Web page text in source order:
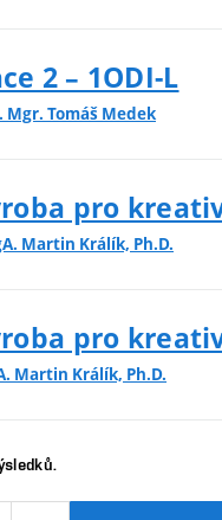
2 – 1ODI-L
Mgr. Tomáš Medek
pro
Martin Králík, Ph.D.
pro
Martin Králík, Ph.D.